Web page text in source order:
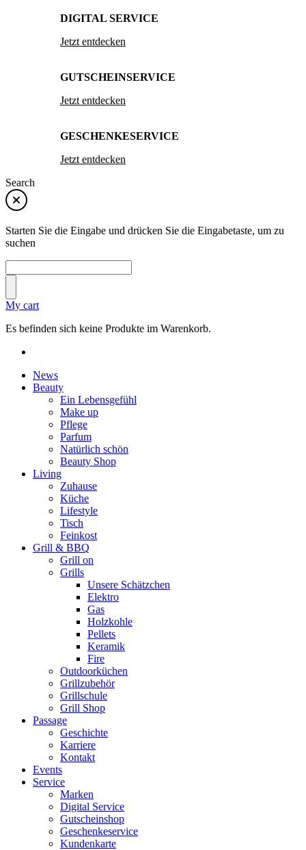
DIGITAL SERVICE
Jetzt entdecken
GUTSCHEINSERVICE
Jetzt entdecken
GESCHENKESERVICE
Jetzt entdecken
Search
Starten Sie die Eingabe und drücken Sie die Eingabetaste, um zu
suchen
My cart
Es befinden sich keine Produkte im Warenkorb.
News
Beauty
Ein Lebensgefühl
Make up
Pflege
Parfum
Natürlich schön
Beauty Shop
Living
Zuhause
Küche
Lifestyle
Tisch
Feinkost
Grill & BBQ
Grill on
Grills
Unsere Schätzchen
Elektro
Gas
Holzkohle
Pellets
Keramik
Fire
Outdoorküchen
Grillzubehör
Grillschule
Grill Shop
Passage
Geschichte
Karriere
Kontakt
Events
Service
Marken
Digital Service
Gutscheinshop
Geschenkeservice
Kundenkarte